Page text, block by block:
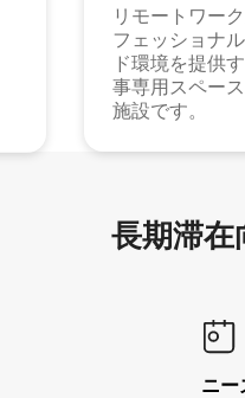
リモートワー
フェッショナ
ド環境を提供
事専用スペー
施設です。
長期滞
ニー